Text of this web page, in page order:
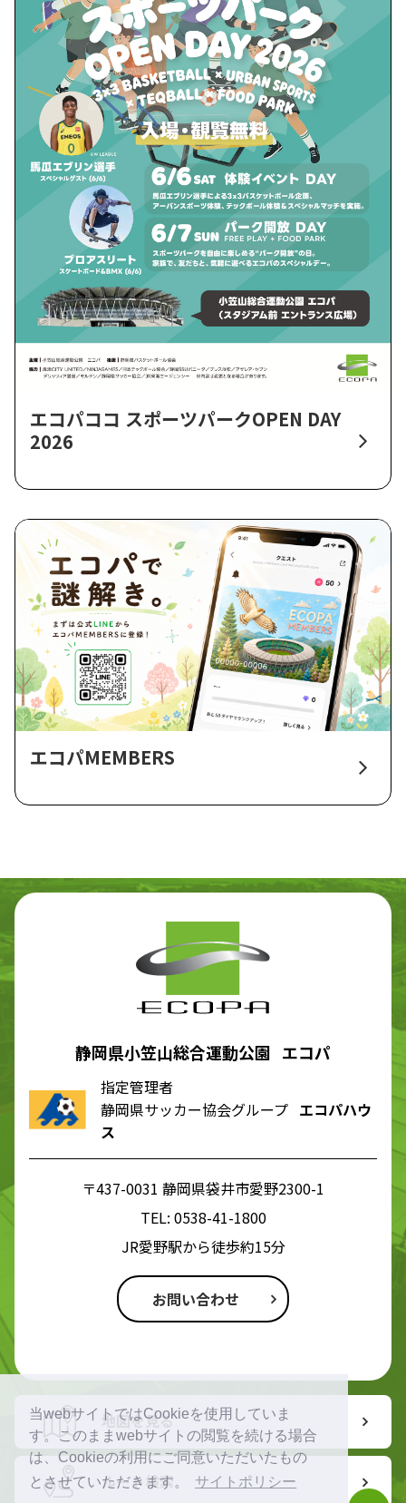
当webサイトではCookieを使用していま
す。このままwebサイトの閲覧を続ける場合
は、Cookieの利用にご同意いただいたもの
とさせていただきます。
サイトポリシー
エコパココ スポーツパークOPEN DAY
2026
エコパMEMBERS
静岡県小笠山総合運動公園 エコパ
指定管理者
静岡県サッカー協会グループ エコパハウ
ス
〒437-0031 静岡県袋井市愛野2300-1
TEL: 0538-41-1800
JR愛野駅から徒歩約15分
お問い合わせ
地図を見る
ルート検索